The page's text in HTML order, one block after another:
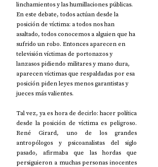
linchamientos y las humillaciones públicas.
En este debate, todos actúan desde la
posición de víctima: a todos nos han
asaltado, todos conocemos a alguien que ha
sufrido un robo. Entonces aparecen en
televisión víctimas de portonazos y
lanzasos pidiendo militares y mano dura,
aparecen víctimas que respaldadas por esa
posición piden leyes menos garantistas y
jueces más valientes.
Tal vez, ya es hora de decirlo: hacer política
desde la posición de víctima es peligroso.
René Girard, uno de los grandes
antropólogos y psicoanalistas del siglo
pasado, afirmaba que las hordas que
persiguieron a muchas personas inocentes